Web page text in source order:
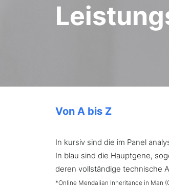
Von A bis Z
In kursiv sind die im Panel
In blau sind die Hauptgene,
deren vollständige technische
*Online Mendalian Inheritance in Man